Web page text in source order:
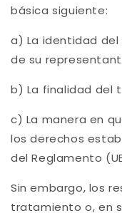
básica siguiente:
a) La identidad
de su
b) La finalidad del
c) La manera en
los derechos
del Reglamento
Sin embargo, los
tratamiento o, en